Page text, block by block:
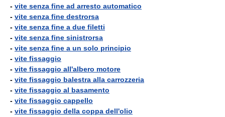
- vite senza fine ad arresto automatico
- vite senza fine destrorsa
- vite senza fine a due filetti
- vite senza fine sinistrorsa
- vite senza fine a un solo principio
- vite fissaggio
- vite fissaggio all'albero motore
- vite fissaggio balestra alla carrozzeria
- vite fissaggio al basamento
- vite fissaggio cappello
- vite fissaggio della coppa dell'olio